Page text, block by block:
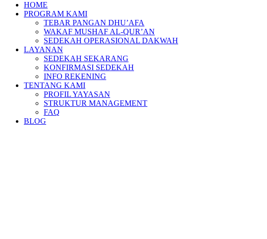
HOME
PROGRAM KAMI
TEBAR PANGAN DHU’AFA
WAKAF MUSHAF AL-QUR’AN
SEDEKAH OPERASIONAL DAKWAH
LAYANAN
SEDEKAH SEKARANG
KONFIRMASI SEDEKAH
INFO REKENING
TENTANG KAMI
PROFIL YAYASAN
STRUKTUR MANAGEMENT
FAQ
BLOG